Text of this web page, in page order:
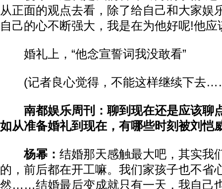
从正面的观点去看，除了给自己和大家娱
自己的心不断强大，我是在为他好呢!他应
婚礼上，“他念宣誓词我没敢看”
(记者良心觉得，不能这样继续下去
南都娱乐周刊：聊到现在还是应该聊
如从准备婚礼到现在，有哪些时刻被刘恺
杨幂： 结婚那天感触最大吧，其实我
的，前后都在开工嘛。我们家孩子也不省
然……结婚最后变成就只有一天，我自己